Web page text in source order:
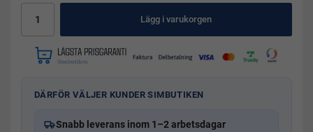
Lägg i varukorgen
DÄRFÖR VÄLJER KUNDER SIMBUTIKEN
Snabb leverans inom 1–2 arbetsdagar